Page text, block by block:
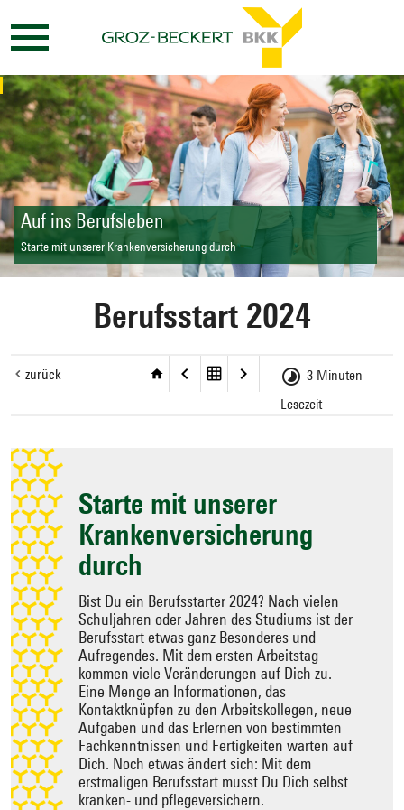
Auf ins Berufsleben
Starte mit unserer Krankenversicherung durch
Berufsstart 2024
zurück
3 Minuten
Lesezeit
auswählen
Starte mit unserer
Krankenversicherung
durch
Bist Du ein Berufsstarter 2024? Nach vielen
Schuljahren oder Jahren des Studiums ist der
Berufsstart etwas ganz Besonderes und
Aufregendes. Mit dem ersten Arbeitstag
kommen viele Veränderungen auf Dich zu.
Eine Menge an Informationen, das
Kontaktknüpfen zu den Arbeitskollegen, neue
Aufgaben und das Erlernen von bestimmten
Fachkenntnissen und Fertigkeiten warten auf
Dich. Noch etwas ändert sich: Mit dem
erstmaligen Berufsstart musst Du Dich selbst
kranken- und pflegeversichern.